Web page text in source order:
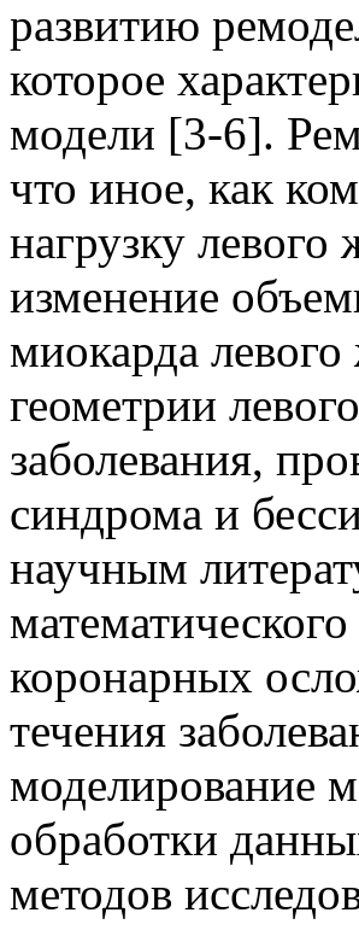
развитию
которое
модели [3-6].
что иное, как
нагрузку
изменение
миокарда
геометрии
заболевания,
синдрома и
научным
коронарных
течения
моделирование
обработки
методов